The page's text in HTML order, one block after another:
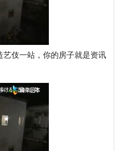
伎一站，你的房子就是资讯